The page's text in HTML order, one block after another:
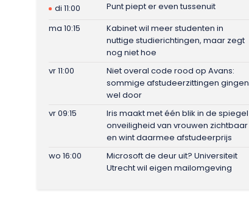
di 11:00
Punt piept er even tussenuit
ma 10:15
Kabinet wil meer studenten in
nuttige studierichtingen, maar zegt
nog niet hoe
vr 11:00
Niet overal code rood op Avans:
sommige afstudeerzittingen gingen
wel door
vr 09:15
Iris maakt met één blik in de spiegel
onveiligheid van vrouwen zichtbaar
en wint daarmee afstudeerprijs
wo 16:00
Microsoft de deur uit? Universiteit
Utrecht wil eigen mailomgeving